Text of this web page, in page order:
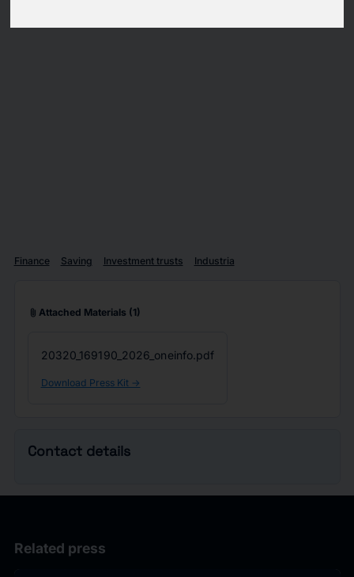
Finance Saving Investment trusts Industria
attach_file Attached Materials (1)
20320_169190_2026_oneinfo.pdf
Download Press Kit ->
Contact details
Related press